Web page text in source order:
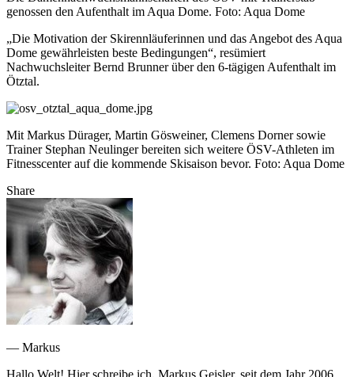
genossen den Aufenthalt im Aqua Dome. Foto: Aqua Dome
„Die Motivation der Skirennläuferinnen und das Angebot des Aqua
Dome gewährleisten beste Bedingungen“, resümiert
Nachwuchsleiter Bernd Brunner über den 6-tägigen Aufenthalt im
Ötztal.
Mit Markus Dürager, Martin Gösweiner, Clemens Dorner sowie
Trainer Stephan Neulinger bereiten sich weitere ÖSV-Athleten im
Fitnesscenter auf die kommende Skisaison bevor. Foto: Aqua Dome
Share
— Markus
Hallo Welt! Hier schreibe ich, Markus Geisler, seit dem Jahr 2006